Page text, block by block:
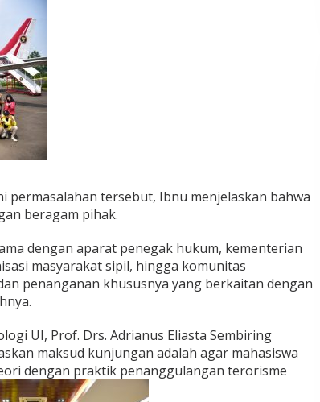
permasalahan tersebut, Ibnu menjelaskan bahwa
beragam pihak.
dengan aparat penegak hukum, kementerian
masyarakat sipil, hingga komunitas
penanganan khususnya yang berkaitan dengan
UI, Prof. Drs. Adrianus Eliasta Sembiring
maksud kunjungan adalah agar mahasiswa
dengan praktik penanggulangan terorisme